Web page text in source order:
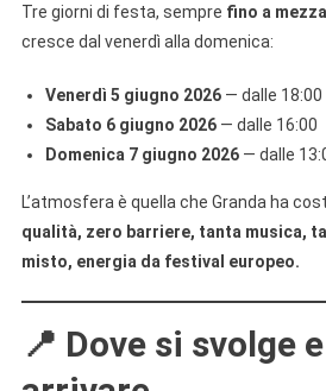
Tre giorni di festa, sempre fino a
cresce dal venerdì alla domenica:
Venerdì 5 giugno 2026— dalle 18:00
Sabato 6 giugno 2026— dalle 16:00
Domenica 7 giugno 2026— dalle
L’atmosfera è quella che Granda ha
qualità, zero barriere, tanta musica,
misto, energia da festival europeo.
📍 Dove si svolge